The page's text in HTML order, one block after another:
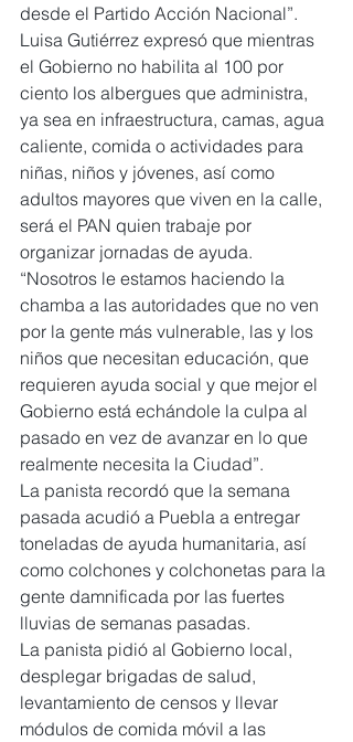
desde el Partido Acción Nacional”.
Luisa Gutiérrez expresó que mientras
el Gobierno no habilita al 100 por
ciento los albergues que administra,
ya sea en infraestructura, camas, agua
caliente, comida o actividades para
niñas, niños y jóvenes, así como
adultos mayores que viven en la calle,
será el PAN quien trabaje por
organizar jornadas de ayuda.
“Nosotros le estamos haciendo la
chamba a las autoridades que no ven
por la gente más vulnerable, las y los
niños que necesitan educación, que
requieren ayuda social y que mejor el
Gobierno está echándole la culpa al
pasado en vez de avanzar en lo que
realmente necesita la Ciudad”.
La panista recordó que la semana
pasada acudió a Puebla a entregar
toneladas de ayuda humanitaria, así
como colchones y colchonetas para la
gente damnificada por las fuertes
lluvias de semanas pasadas.
La panista pidió al Gobierno local,
desplegar brigadas de salud,
levantamiento de censos y llevar
módulos de comida móvil a las